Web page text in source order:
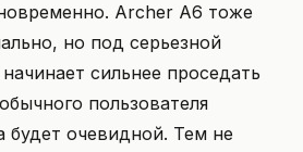
Archer A6 тоже
но под серьезной
сильнее проседать
пользователя
будет очевидной. Тем не